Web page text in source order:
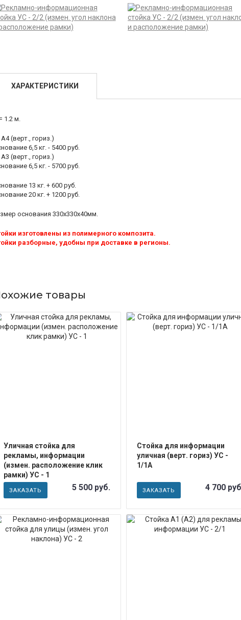
ХАРАКТЕРИСТИКИ
1.2 м.
(верт., гориз.)
6,5 кг. - 5400 руб.
(верт., гориз.)
6,5 кг. - 5700 руб.
13 кг. + 600 руб.
20 кг. + 1200 руб.
основания 330х330х40мм.
изготовлены из полимерного композита.
разборные, удобны при доставке в регионы.
товары
Уличная стойка для
рекламы, информации
(измен. расположение клик
рамки) УС - 1
ЗАКАЗАТЬ 5 500 руб.
Стойка для информации
уличная (верт. гориз) УС -
1/1А
ЗАКАЗАТЬ 4 700